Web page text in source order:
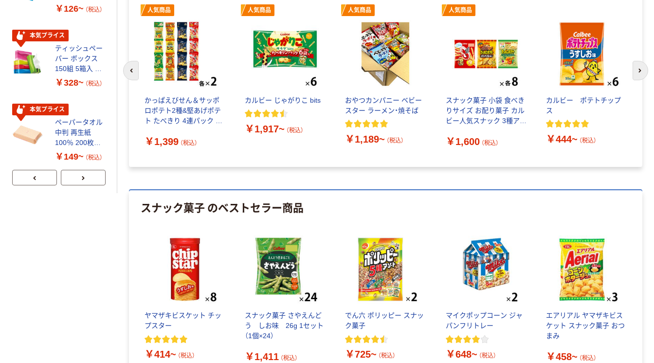
人気商品
かっぱえびせん＆サッポ
ロポテト2種&堅あげポテ
ト たべきり 4連パック 1
個）小袋 小分け アソート
￥1,399 （税込）
人気商品
カルビー じゃがりこ bits
￥1,917~ （税込）
人気商品
おやつカンパニー ベビー
スター ラーメン・焼そば
￥1,189~ （税込）
人気商品
スナック菓子 小袋 食べき
りサイズ お配り菓子 カル
ビー人気スナック 3種アソ
￥1,600 （税込）
カルビー ポテトチップ
ス
￥444~ （税込）
前のスライドへ 次
スナック菓子 のベストセラー商品
ヤマザキビスケット チッ
プスター
￥414~ （税込）
スナック菓子 さやえんど
う しお味 26g 1セット
（1個×24）
￥1,411 （税込）
でん六 ポリッピー スナッ
ク菓子
￥725~ （税込）
マイクポップコーン ジャ
パンフリトレー
￥648~ （税込）
エアリアル ヤマザキビス
ケット スナック菓子 おつ
まみ
￥458~ （税込）
￥126~ （税込）
本気プライス
ティッシュペー
パー ボックス
150組 5箱入 ア
スクル スマート
証
￥328~ （税込）
本気プライス
ペーパータオル
中判 再生紙
100％ 200枚
FSC認証 シング
企画 オリジナル
￥149~ （税込）
￥458~
本気プライス
トイレットペー
パー シングル
120ｍ 再生紙
100% 6ロール
リサイクル100
芯あり FSC認
証
￥470~ （税込）
期間限定価格
アスクル プラ
ブ 薄手 粉な
￥140~
サントリー 天然
水 ミネラルウォ
ーター ペットボ
本気プライス
ファーストレイ
￥374~ （税込）
アスクル オリジ
ナルティッシュ
PEFC認証
￥428~
オリジナル
【アスクル限定】
ファーストレイ
ト ニトリルグ
ローブ ブル
ウダーフリー）
￥698~ （税込）
オリジナル
アスクル 検査用
本気プライス
ティッシュペー
パー ボックス
150組 5箱入 ア
スクル スマート
ビッド PEFC認
￥328~ （税込）
ペーパータオル
100％ 200枚